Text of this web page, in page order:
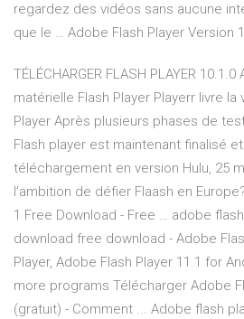
regardez des vidéos sans aucune
que le … Adobe Flash Player Version
TÉLÉCHARGER FLASH PLAYER
matérielle Flash Player Playerr livre la
Player Après plusieurs phases de
Flash player est maintenant finalisé
téléchargement en version Hulu, 25
l’ambition de défier Flaash en
1 Free Download - Free … adobe
download free download - Adobe
Player, Adobe Flash Player 11.1 for
more programs Télécharger Adobe
(gratuit) - Comment ... Adobe flash